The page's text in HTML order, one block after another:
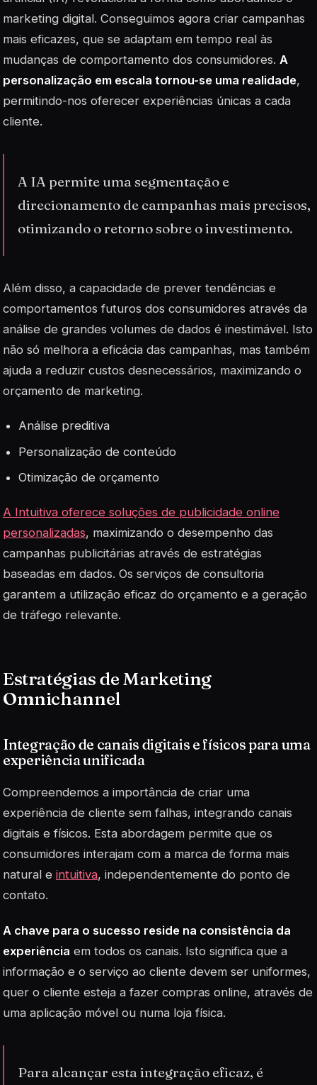
marketing digital. Conseguimos agora criar campanhas
mais eficazes, que se adaptam em tempo real às
mudanças de comportamento dos consumidores. A
personalização em escala tornou-se uma realidade,
permitindo-nos oferecer experiências únicas a cada
cliente.
A IA permite uma segmentação e
direcionamento de campanhas mais precisos,
otimizando o retorno sobre o investimento.
Além disso, a capacidade de prever tendências e
comportamentos futuros dos consumidores através da
análise de grandes volumes de dados é inestimável. Isto
não só melhora a eficácia das campanhas, mas também
ajuda a reduzir custos desnecessários, maximizando o
orçamento de marketing.
Análise preditiva
Personalização de conteúdo
Otimização de orçamento
A Intuitiva oferece soluções de publicidade online
personalizadas, maximizando o desempenho das
campanhas publicitárias através de estratégias
baseadas em dados. Os serviços de consultoria
garantem a utilização eficaz do orçamento e a geração
de tráfego relevante.
Estratégias de Marketing
Omnichannel
Integração de canais digitais e físicos para uma
experiência unificada
Compreendemos a importância de criar uma
experiência de cliente sem falhas, integrando canais
digitais e físicos. Esta abordagem permite que os
consumidores interajam com a marca de forma mais
natural e intuitiva, independentemente do ponto de
contato.
A chave para o sucesso reside na consistência da
experiência em todos os canais. Isto significa que a
informação e o serviço ao cliente devem ser uniformes,
quer o cliente esteja a fazer compras online, através de
uma aplicação móvel ou numa loja física.
Para alcançar esta integração eficaz, é